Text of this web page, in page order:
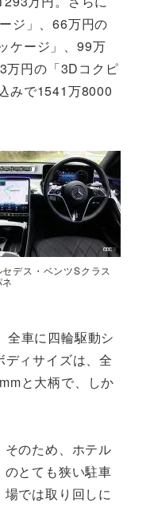
ジ」、66万円の
ケージ」、99万
万円の「3Dコクピ
みで1541万8000
デス・ベンツSクラス
全車に四輪駆動シ
ィサイズは、全
と大柄で、しか
そのため、ホテル
のとても狭い駐車
場では取り回しに